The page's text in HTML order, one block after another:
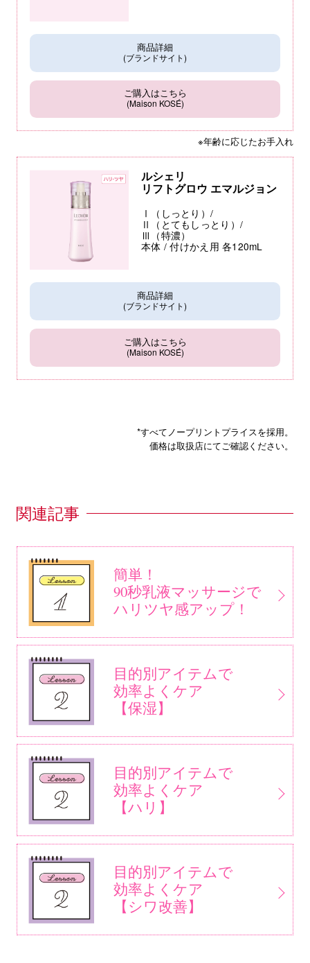
商品詳細
(ブランドサイト)
ご購入はこちら
(Maison KOSÉ)
※年齢に応じたお手入れ
ルシェリ
リフトグロウ エマルジョン
Ⅰ（しっとり）/
Ⅱ（とてもしっとり）/
Ⅲ（特濃）
本体 / 付けかえ用 各120mL
商品詳細
(ブランドサイト)
ご購入はこちら
(Maison KOSÉ)
*すべてノープリントプライスを採用。
価格は取扱店にてご確認ください。
関連記事
簡単！
90秒乳液マッサージで
ハリツヤ感アップ！
目的別アイテムで
効率よくケア
【保湿】
目的別アイテムで
効率よくケア
【ハリ】
目的別アイテムで
効率よくケア
【シワ改善】